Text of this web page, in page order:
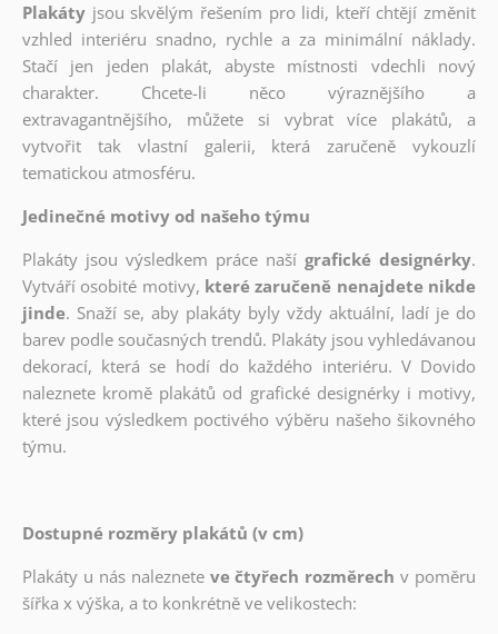
Plakáty jsou skvělým řešením pro lidi, kteří chtějí změnit
vzhled interiéru snadno, rychle a za minimální náklady.
Stačí jen jeden plakát, abyste místnosti vdechli nový
charakter. Chcete-li něco výraznějšího a
extravagantnějšího, můžete si vybrat více plakátů, a
vytvořit tak vlastní galerii, která zaručeně vykouzlí
tematickou atmosféru.
Jedinečné motivy od našeho týmu
Plakáty jsou výsledkem práce naší grafické designérky.
Vytváří osobité motivy, které zaručeně nenajdete nikde
jinde. Snaží se, aby plakáty byly vždy aktuální, ladí je do
barev podle současných trendů. Plakáty jsou vyhledávanou
dekorací, která se hodí do každého interiéru. V Dovido
naleznete kromě plakátů od grafické designérky i motivy,
které jsou výsledkem poctivého výběru našeho šikovného
týmu.
Dostupné rozměry plakátů (v cm)
Plakáty u nás naleznete ve čtyřech rozměrech v poměru
šířka x výška, a to konkrétně ve velikostech: